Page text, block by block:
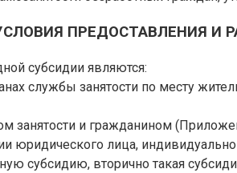
ПРЕДОСТАВЛЕНИЯ И
субсидии являются:
службы занятости по месту
занятости и гражданином
юридического лица,
субсидию, вторично такая